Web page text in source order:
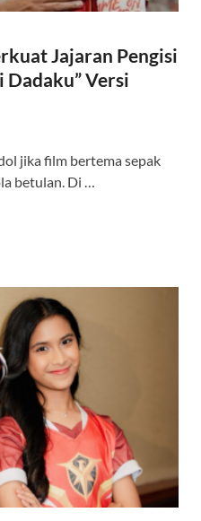
Jajaran Pengisi
Dadaku” Versi
jika film bertema sepak
betulan. Di …